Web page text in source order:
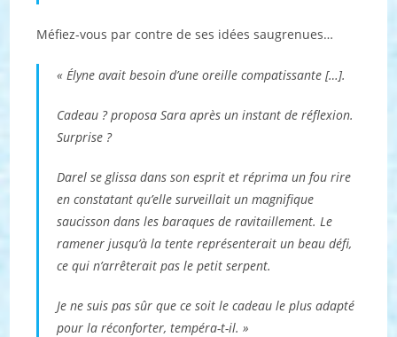
Méfiez-vous par contre de ses idées saugrenues…
« Élyne avait besoin d’une oreille compatissante […].
Cadeau ? proposa Sara après un instant de réflexion.
Surprise ?
Darel se glissa dans son esprit et réprima un fou rire
en constatant qu’elle surveillait un magnifique
saucisson dans les baraques de ravitaillement. Le
ramener jusqu’à la tente représenterait un beau défi,
ce qui n’arrêterait pas le petit serpent.
Je ne suis pas sûr que ce soit le cadeau le plus adapté
pour la réconforter, tempéra-t-il. »